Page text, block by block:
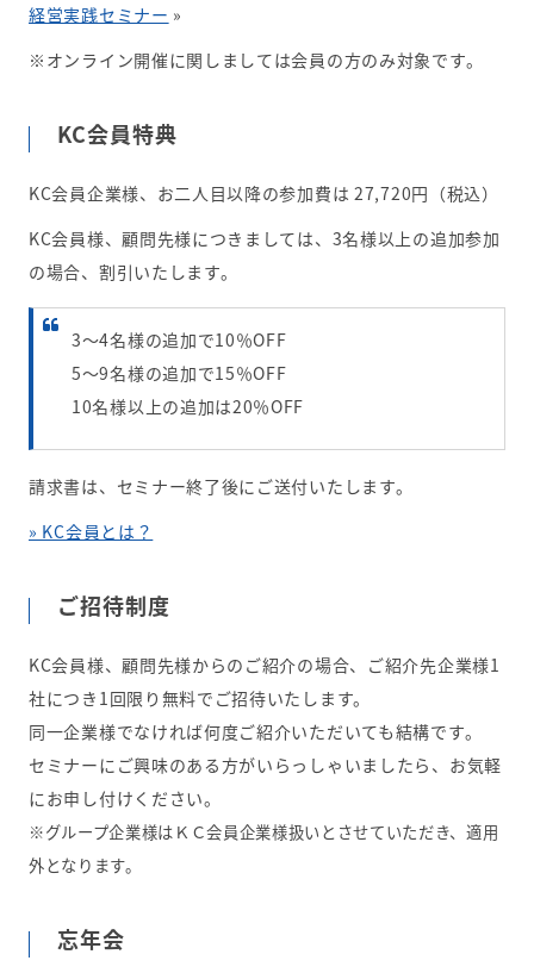
経営実践セミナー »
※オンライン開催に関しましては会員の方のみ対象です。
KC会員特典
KC会員企業様、お二人目以降の参加費は 27,720円（税込）
KC会員様、顧問先様につきましては、3名様以上の追加参加
の場合、割引いたします。
3～4名様の追加で10％OFF
5～9名様の追加で15％OFF
10名様以上の追加は20％OFF
請求書は、セミナー終了後にご送付いたします。
» KC会員とは？
ご招待制度
KC会員様、顧問先様からのご紹介の場合、ご紹介先企業様1
社につき1回限り無料でご招待いたします。
同一企業様でなければ何度ご紹介いただいても結構です。
セミナーにご興味のある方がいらっしゃいましたら、お気軽
にお申し付けください。
※グループ企業様はＫＣ会員企業様扱いとさせていただき、適用
外となります。
忘年会